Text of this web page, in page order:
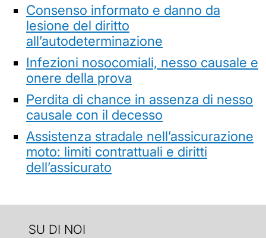
Consenso informato e danno da
lesione del diritto
all’autodeterminazione
Infezioni nosocomiali, nesso causale e
onere della prova
Perdita di chance in assenza di nesso
causale con il decesso
Assistenza stradale nell’assicurazione
moto: limiti contrattuali e diritti
dell’assicurato
SU DI NOI